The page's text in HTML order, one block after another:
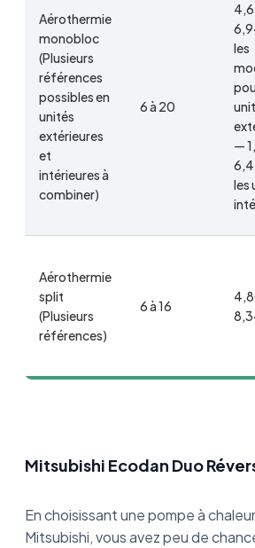
Aérothermie
monobloc
(Plusieurs
références
possibles en
unités
extérieures
et
intérieures à
combiner)
6 à 20
les
—
les
Aérothermie
split
(Plusieurs
références)
6 à 16
Mitsubishi Ecodan Duo
En choisissant une pompe à
Mitsubishi, vous avez peu de